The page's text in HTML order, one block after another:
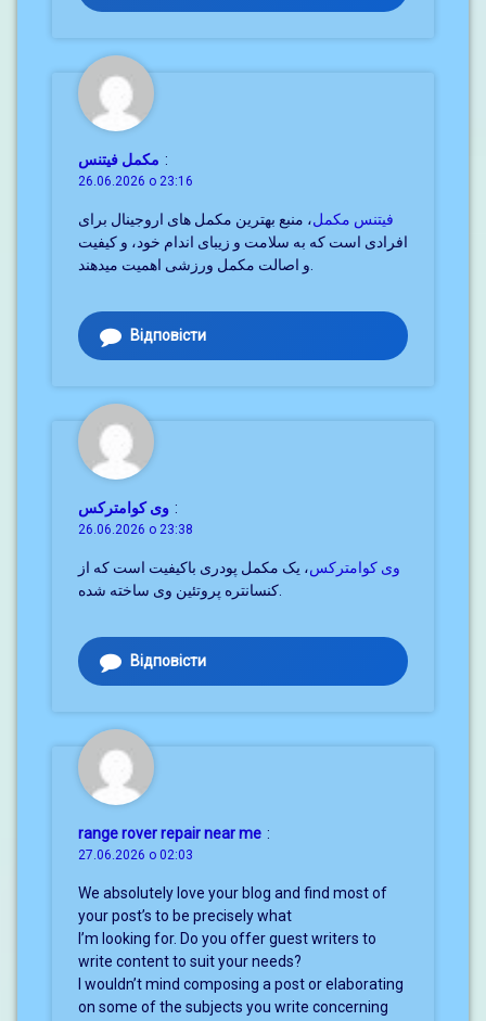
مکمل فیتنس :
26.06.2026 о 23:16
فیتنس مکمل، منبع بهترین مکمل های اروجینال برای
افرادی است که به سلامت و زیبای اندام خود، و کیفیت
و اصالت مکمل ورزشی اهمیت میدهند.
Відповісти
وی کوامترکس :
26.06.2026 о 23:38
وی کوامترکس، یک مکمل پودری باکیفیت است که از
کنسانتره پروتئین وی ساخته شده.
Відповісти
range rover repair near me :
27.06.2026 о 02:03
We absolutely love your blog and find most of
your post’s to be precisely what
I’m looking for. Do you offer guest writers to
write content to suit your needs?
I wouldn’t mind composing a post or elaborating
on some of the subjects you write concerning